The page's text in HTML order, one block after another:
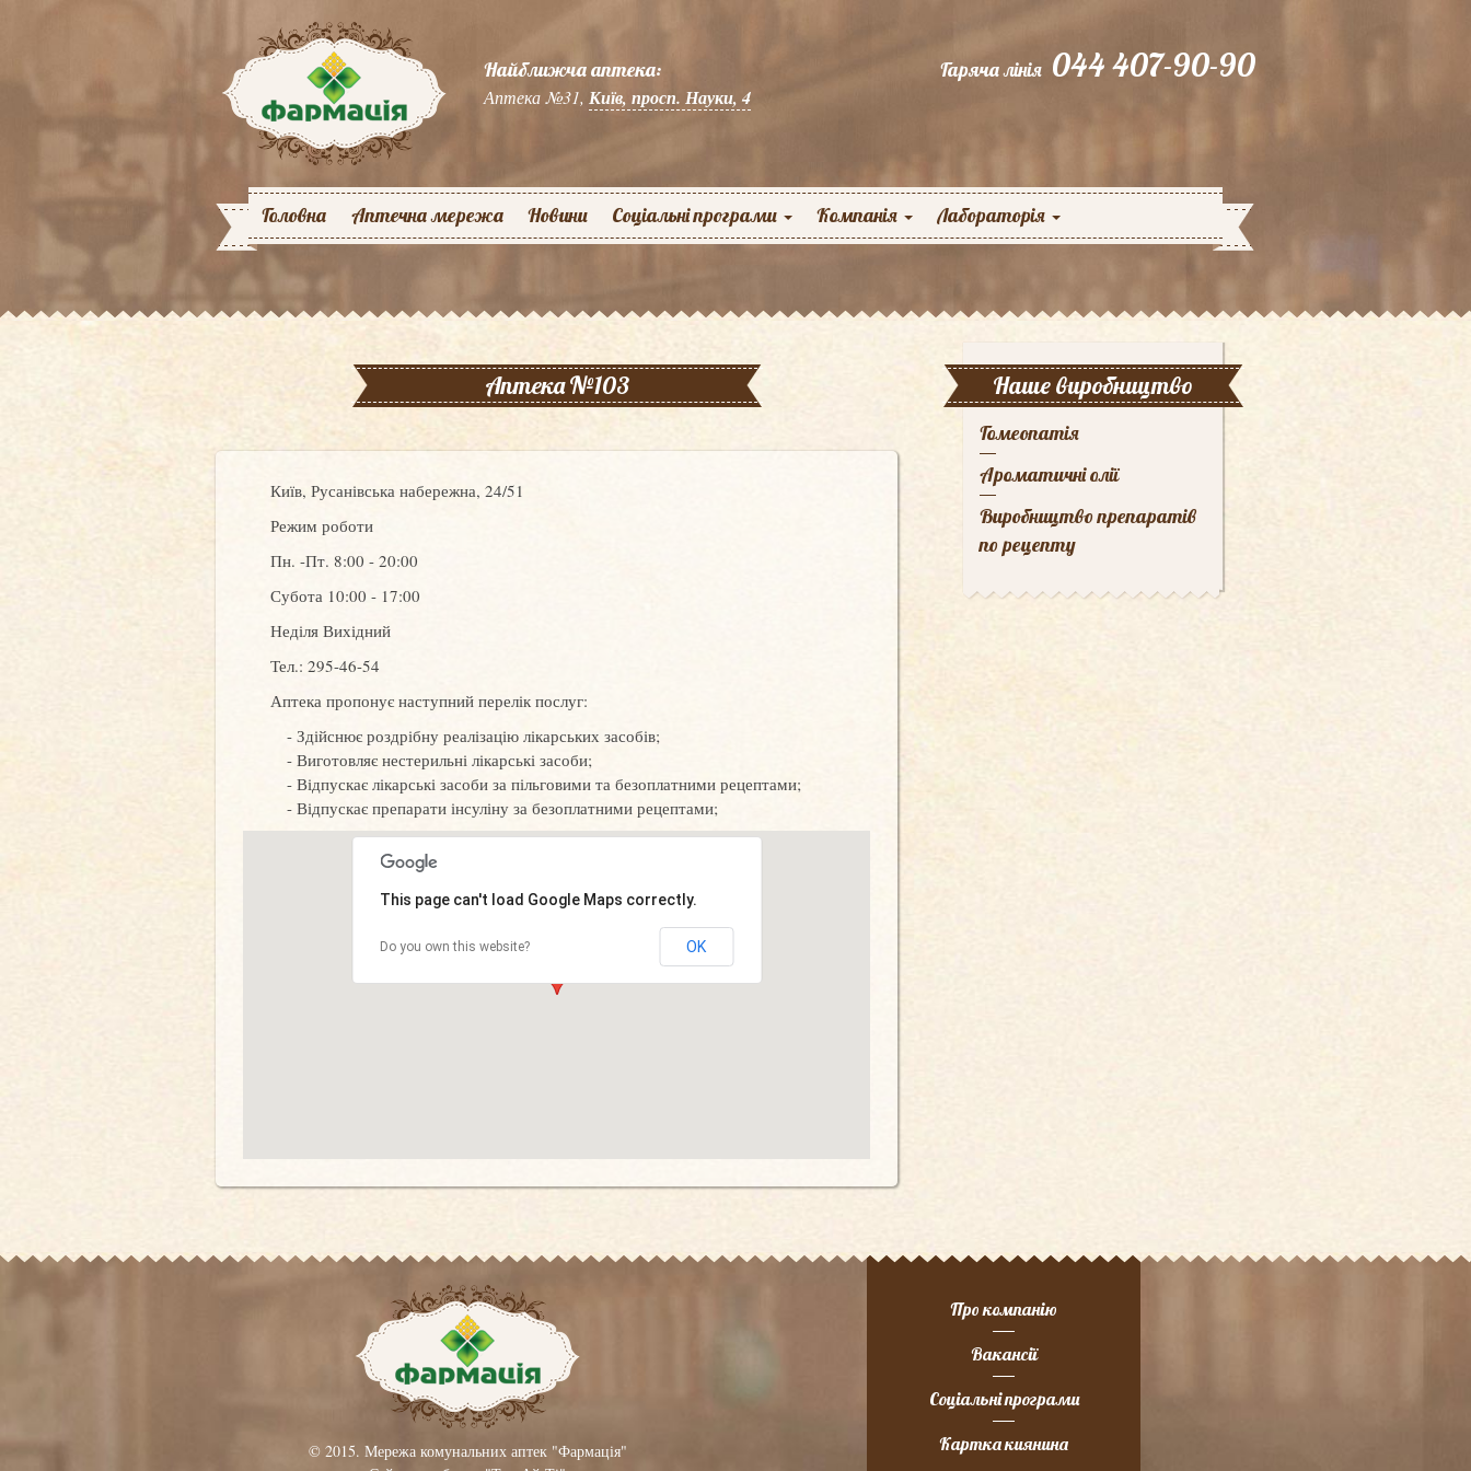
Найближча аптека:
Аптека №31, Київ, просп. Науки, 4
Гаряча лінія 044 407-90-90
Головна Аптечна мережа Новини Соціальні програми Компанія Лабораторія
Аптека №103
Київ, Русанівська набережна, 24/51
Режим роботи
Пн. -Пт. 8:00 - 20:00
Субота 10:00 - 17:00
Неділя Вихідний
Тел.: 295-46-54
Аптека пропонує наступний перелік послуг:
Здійснює роздрібну реалізацію лікарських засобів;
Виготовляє нестерильні лікарські засоби;
Відпускає лікарські засоби за пільговими та безоплатними рецептами;
Відпускає препарати інсуліну за безоплатними рецептами;
This page can't load Google Maps correctly.
Do you own this website? OK
Наше виробництво
Гомеопатія
Ароматичні олії
Виробництво препаратів
по рецепту
Про компанію
Вакансії
Соціальні програми
Картка киянина
© 2015. Мережа комунальних аптек "Фармація"